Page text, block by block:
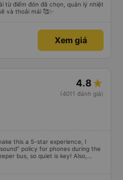
từ điểm đón đã chọn, quản lý nhiệt
và thoải mái 🥰✨
Xem giá
4.8
(4011 đánh giá)
this a 5-star experience, I
policy for phones during the
bus, so quiet is key! Also,
the cabin for convenience. I